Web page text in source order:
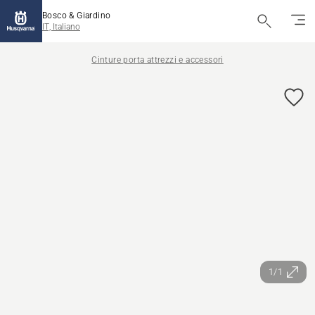
Bosco & Giardino
IT, Italiano
Cinture porta attrezzi e accessori
1/1